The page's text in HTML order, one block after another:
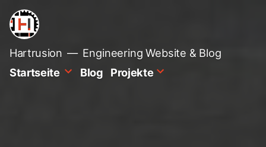
Inhalt
springen
Hartrusion
Engineering Website & Blog
Startseite
Blog Projekte